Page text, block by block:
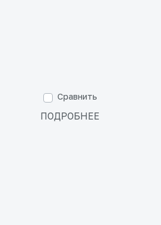
Сравнить
ПОДРОБНЕЕ